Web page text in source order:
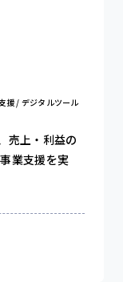
援 / デジタルツール
売上・利益の
業支援を実